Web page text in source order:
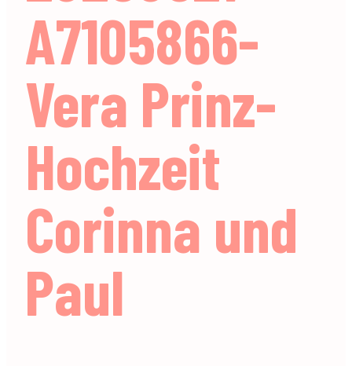
A7105866-
Vera Prinz-
Hochzeit
Corinna und
Paul